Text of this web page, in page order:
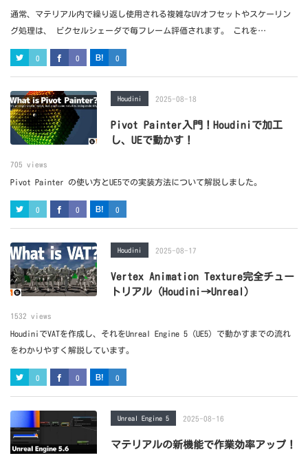
通常、マテリアル内で繰り返し使用される複雑なUVオフセットやスケーリン
グ処理は、 ピクセルシェーダで毎フレーム評価されます。 これを
ことができますよ！
0 0 0
Houdini 2025-08-18
Pivot Painter入門！Houdiniで加工
し、UEで動かす！
705 views
Pivot Painter の使い方とUE5での実装方法について解説しました。
0 0 0
Houdini 2025-08-17
Vertex Animation Texture完全チュー
トリアル（Houdini→Unreal）
1532 views
HoudiniでVATを作成し、それをUnreal Engine 5（UE5）で動かすまでの流れ
をわかりやすく解説しています。
0 0 0
Unreal Engine 5 2025-08-16
マテリアルの新機能で作業効率アップ！